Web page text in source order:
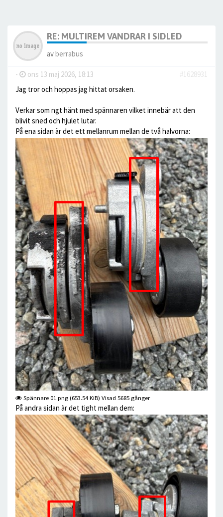
RE: MULTIREM VANDRAR I SIDLED
avberrabus
- ons 13 maj 2026, 18:13
#1628931
Jag tror och hoppas jag hittat orsaken.
Verkar som ngt hänt med spännaren vilket innebär att den
blivit sned och hjulet lutar.
På ena sidan är det ett mellanrum mellan de två halvorna:
Spännare 01.png (653.54 KiB) Visad 5685 gånger
På andra sidan är det tight mellan dem: